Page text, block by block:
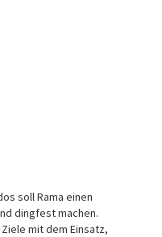
soll Rama einen
dingfest machen.
mit dem Einsatz,